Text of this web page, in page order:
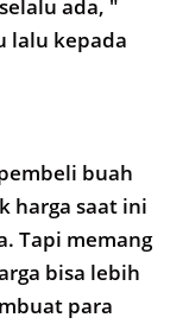
ada, "
lalu kepada
buah
harga saat ini
Tapi memang
bisa lebih
para